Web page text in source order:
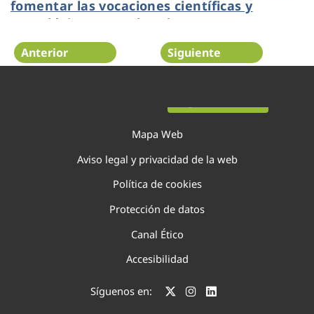
fomentar las vocaciones científicas y
tecnológicas entre las alumnas
Anterior Siguiente
Mapa Web
Aviso legal y privacidad de la web
Política de cookies
Protección de datos
Canal Ético
Accesibilidad
Síguenos en: